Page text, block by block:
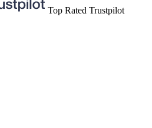
Top Rated Trustpilot